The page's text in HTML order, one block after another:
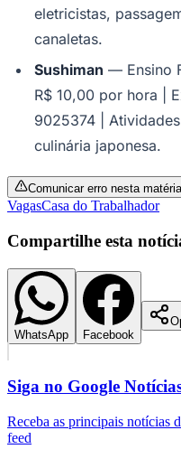
Botafogo
eletricistas,
canaletas.
Sushiman — Ensino
R$ 10,00 por hora |
9025374 |
culinária japonesa.
Comunicar erro nesta matéria
VagasCasa do Trabalhador
Compartilhe esta
WhatsApp Facebook
Siga no Google
Receba as principais notícias
feed